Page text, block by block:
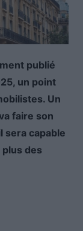
publié
un point
Un
faire son
sera capable
des